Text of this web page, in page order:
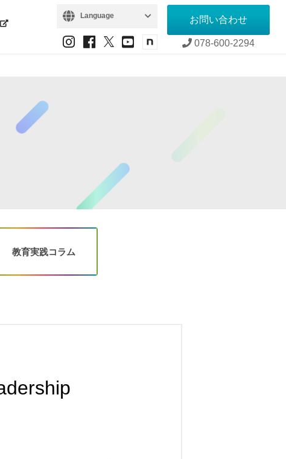
Language お問い合わせ
078-600-2294
教育実践コラム